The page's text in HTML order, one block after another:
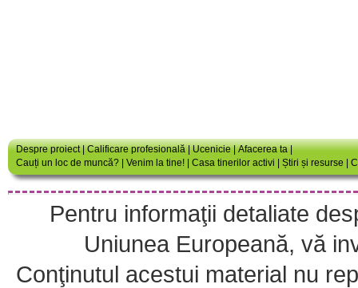
Despre proiect | Calificare profesională | Ucenicie | Afacerea ta |
Cauți un loc de muncă?
Venim la tine! Casa tinerilor activi Știri și resurse
Pentru informaţii detaliate
Uniunea Europeană, vă
Conţinutul acestui material nu